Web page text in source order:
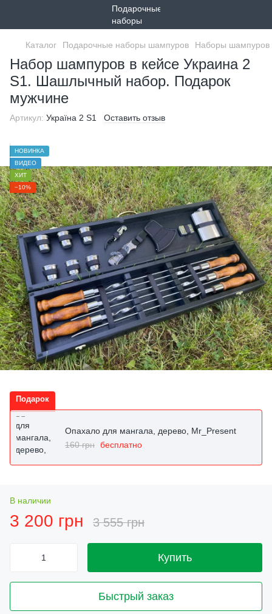
Каталог Подарочные наборы шампуров Наборы шампуров
Набор шампуров в кейсе Украина 2
S1. Шашлычный набор. Подарок
мужчине
Артикул: Україна 2 S1 Оставить отзыв
НОВИНКА
ВИДЕО
ХИТ
−10%
Подарок
Опахало для мангала, дерево, Mr_Present
160 грн бесплатно
В наличии
3 200 грн 3 555 грн
Купить
Быстрый заказ